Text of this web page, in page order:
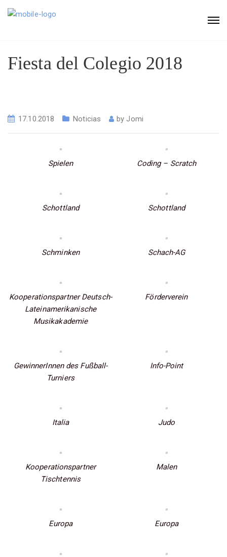
Fiesta del Colegio 2018
17.10.2018 Noticias byJomi
Spielen Coding – Scratch
Schottland Schottland
Schminken Schach-AG
Kooperationspartner Deutsch-
Lateinamerikanische
Musikakademie
Förderverein
GewinnerInnen des Fußball-
Turniers
Info-Point
Italia Judo
Kooperationspartner
Tischtennis
Malen
Europa Europa